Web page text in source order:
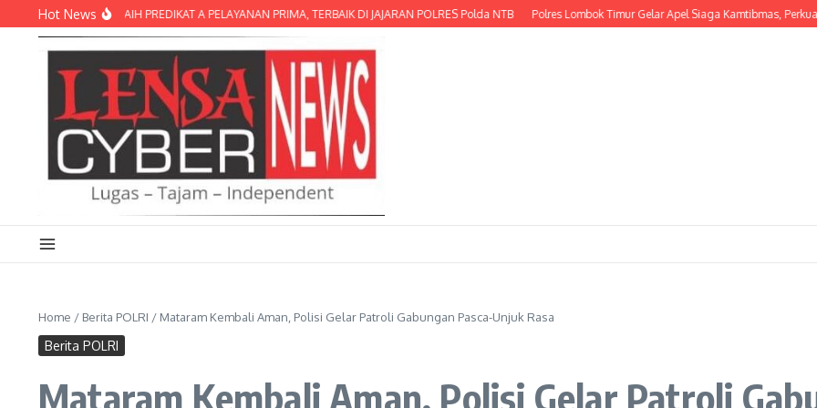
Lewati ke konten
Hot News
TIMUR RAIH PREDIKAT A PELAYANAN PRIMA, TERBAIK DI JAJARAN POLRES Polda NTB Polres Lombok Timur Gelar Apel Siaga Kamtibmas, Perkuat
Home / Berita POLRI / Mataram Kembali Aman, Polisi Gelar Patroli Gabungan Pasca-Unjuk Rasa
Berita POLRI
Mataram Kembali Aman, Polisi Gelar Patroli